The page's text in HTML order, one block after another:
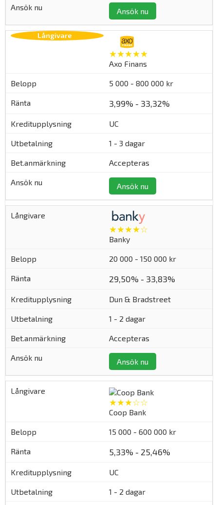
Ansök nu
★★★★★
Axo Finans
5 000 - 800 000 kr
3,99% - 33,32%
UC
1 - 3 dagar
Accepteras
Ansök nu
★★★★☆
Banky
20 000 - 150 000 kr
29,50% - 33,83%
Dun & Bradstreet
1 - 2 dagar
Accepteras
Ansök nu
★★★☆☆
Coop Bank
15 000 - 600 000 kr
5,33% - 25,46%
UC
1 - 2 dagar